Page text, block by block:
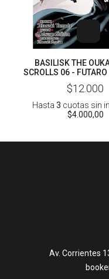
BASILISK THE
SCROLLS 06 -
$12.000
Hasta 3 cuotas sin
$4.000,00
Av. Corrientes